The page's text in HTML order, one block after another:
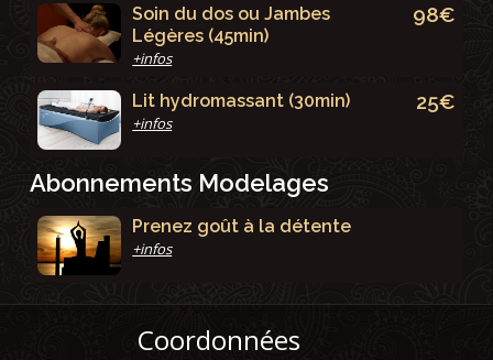
Soin du dos ou Jambes
Légères (45min)
+infos
98€
Lit hydromassant (30min)
+infos
25€
Abonnements Modelages
Prenez goût à la détente
+infos
Coordonnées